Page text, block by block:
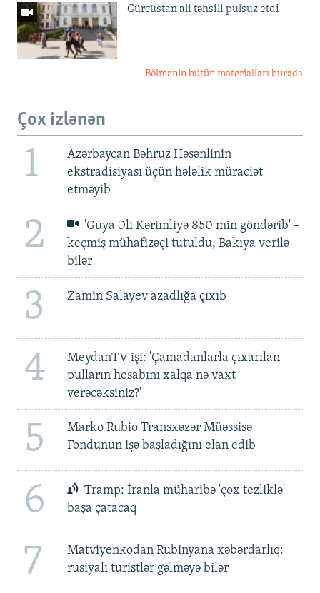
Gürcüstan ali təhsili pulsuz etdi
Bölmənin bütün materialları burada
Çox izlənən
1
Azərbaycan Bəhruz Həsənlinin
ekstradisiyası üçün hələlik müraciət
etməyib
2
'Guya Əli Kərimliyə 850 min göndərib' –
keçmiş mühafizəçi tutuldu, Bakıya verilə
bilər
3 Zamin Salayev azadlığa çıxıb
4
MeydanTV işi: 'Çamadanlarla çıxarılan
pulların hesabını xalqa nə vaxt
verəcəksiniz?'
5
Marko Rubio Transxəzər Müəssisə
Fondunun işə başladığını elan edib
6
Tramp: İranla müharibə 'çox tezliklə'
başa çatacaq
7
Matviyenkodan Rubinyana xəbərdarlıq:
rusiyalı turistlər gəlməyə bilər